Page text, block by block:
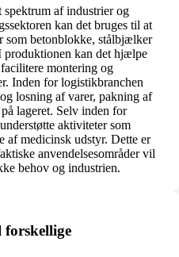
af industrier og
kan det bruges til at
som betonblokke, stålbjælker
produktionen kan det hjælpe
montering og
Inden for logistikbranchen
losning af varer, pakning af
lageret. Selv inden for
aktiviteter som
af medicinsk udstyr. Dette er
anvendelsesområder vil
behov og industrien.